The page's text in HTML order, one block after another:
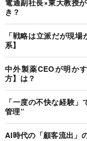
電通副社長×東大教授
き？
「戦略は立派だが現
系】
中外製薬CEOが明か
方】は？
「一度の不快な経験
管理”
AI時代の「顧客流出」